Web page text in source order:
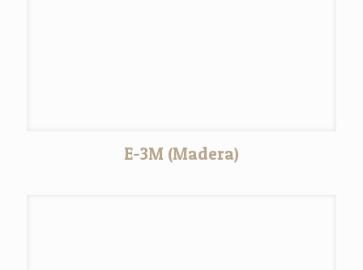
E-3M (Madera)